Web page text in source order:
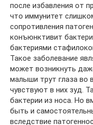
после избавления от
что иммунитет
сопротивления
конъюнктивит
бактериями
Такое заболевание
может возникнуть
малыши трут глаза во
чувствуют в них зуд.
бактерии из носа. Но
быть и
вследствие